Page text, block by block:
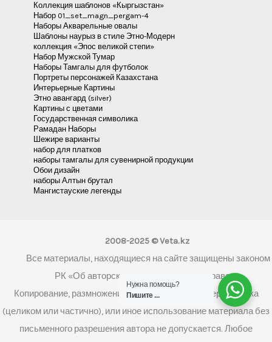
Коллекция шаблонов «Кыргызстан»
Набор 01_set_magn_pergam-4
Наборы Акварельные овалы
Шаблоны наурыз в стиле Этно-Модерн
коллекция «Эпос великой степи»
Набор Мужской Тумар
Наборы Тамгалы для футболок
Портреты персонажей Казахстана
Интерьерные Картины
Этно авангард (silver)
Картины с цветами
Государственная символика
Рамадан Наборы
Шежире варианты
набор для платков
наборы тамгалы для сувенирной продукции
Обои дизайн
наборы Алтын брутал
Мангистауские легенды
2008-2025 © Veta.kz
Все материалы, находящиеся на сайте защищены законом
РК «Об авторском праве и смежных правах»
Копирование, размножение, распространение, перепечатка
(целиком или частично), или иное использование материала без
письменного разрешения автора не допускается. Любое
Нужна помощь?
Пишите ...